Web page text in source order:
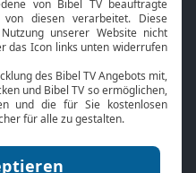
Service
Kontakt
TV-Empfang